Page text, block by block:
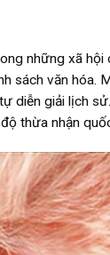
những xã hội
sách văn hóa.
diễn giải lịch
thừa nhận